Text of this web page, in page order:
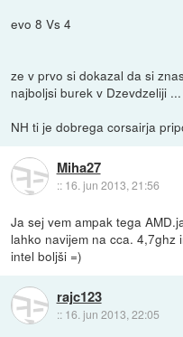
evo 8 Vs 4
ze v prvo si dokazal da si
najboljsi burek v Dzevdzeliji
NH ti je dobrega corsairja
Miha27
:: 16. jun 2013, 21:56
Ja sej vem ampak tega
lahko navijem na cca. 4,7ghz
intel boljši =)
rajc123
:: 16. jun 2013, 22:05